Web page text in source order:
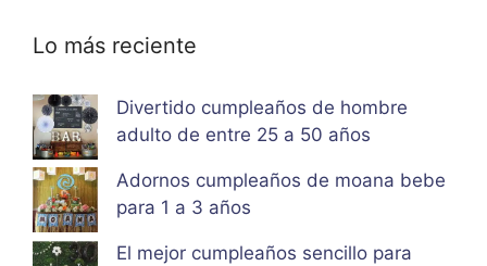
Lo más reciente
Divertido cumpleaños de hombre
adulto de entre 25 a 50 años
Adornos cumpleaños de moana bebe
para 1 a 3 años
El mejor cumpleaños sencillo para